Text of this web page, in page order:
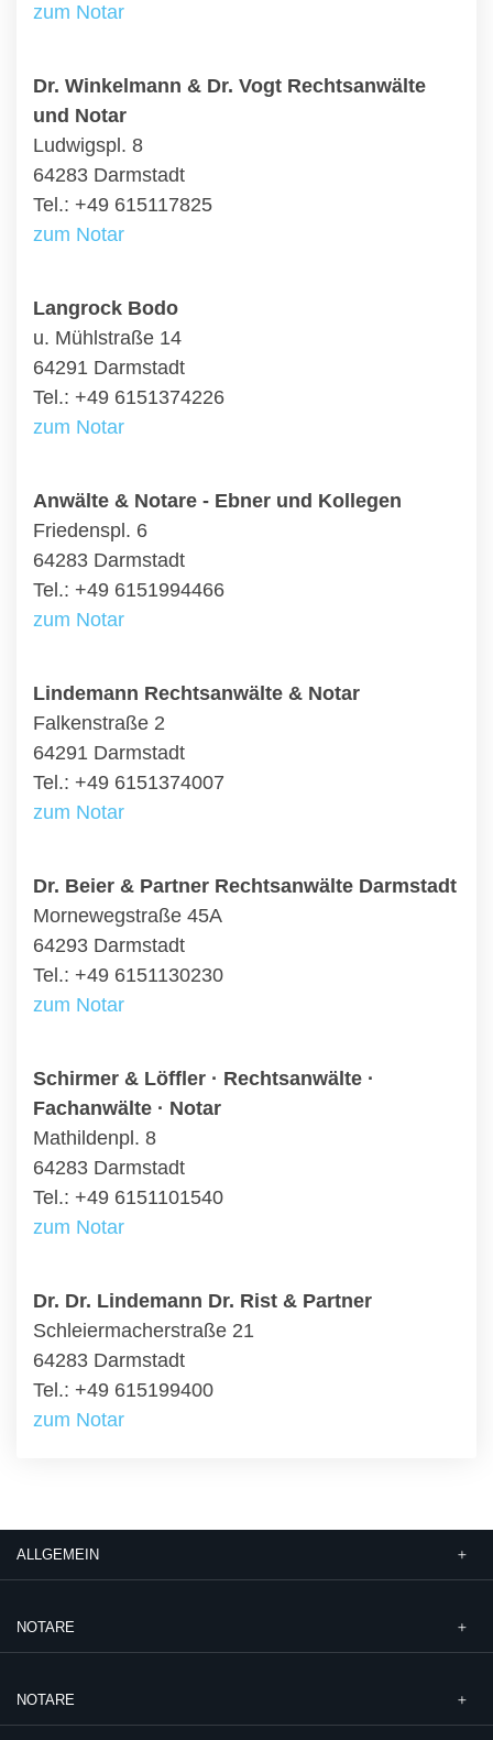
zum Notar
Dr. Winkelmann & Dr. Vogt Rechtsanwälte
und Notar
Ludwigspl. 8
64283 Darmstadt
Tel.: +49 615117825
zum Notar
Langrock Bodo
u. Mühlstraße 14
64291 Darmstadt
Tel.: +49 6151374226
zum Notar
Anwälte & Notare - Ebner und Kollegen
Friedenspl. 6
64283 Darmstadt
Tel.: +49 6151994466
zum Notar
Lindemann Rechtsanwälte & Notar
Falkenstraße 2
64291 Darmstadt
Tel.: +49 6151374007
zum Notar
Dr. Beier & Partner Rechtsanwälte Darmstadt
Mornewegstraße 45A
64293 Darmstadt
Tel.: +49 6151130230
zum Notar
Schirmer & Löffler · Rechtsanwälte ·
Fachanwälte · Notar
Mathildenpl. 8
64283 Darmstadt
Tel.: +49 6151101540
zum Notar
Dr. Dr. Lindemann Dr. Rist & Partner
Schleiermacherstraße 21
64283 Darmstadt
Tel.: +49 615199400
zum Notar
ALLGEMEIN
NOTARE
NOTARE